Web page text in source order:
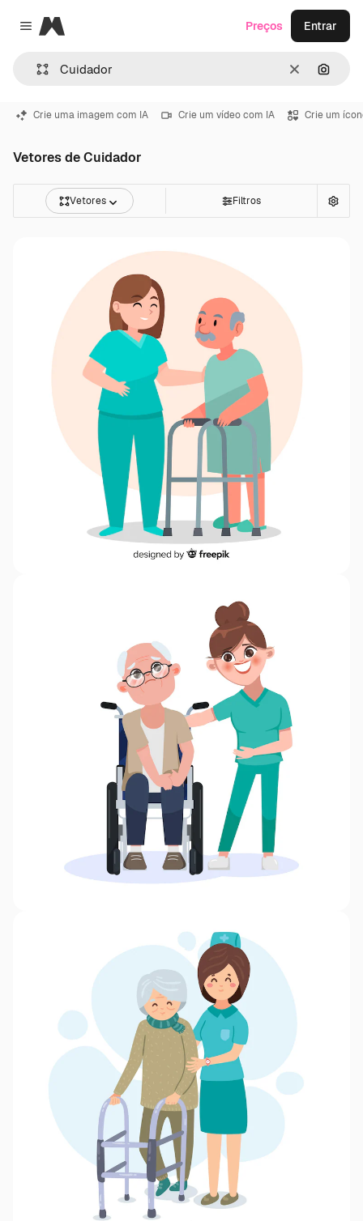
Close menu
Magnific
Limpar
Preços Entrar
Crie uma imagem com IA Crie um vídeo com IA Crie um
Vetores de Cuidador
Vetores Filtros